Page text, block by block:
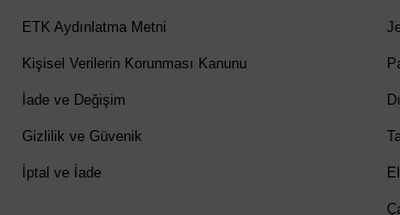
ETK Aydınlatma Metni
Kişisel Verilerin Korunması Kanunu
İade ve Değişim
Gizlilik ve Güvenik
İptal ve İade